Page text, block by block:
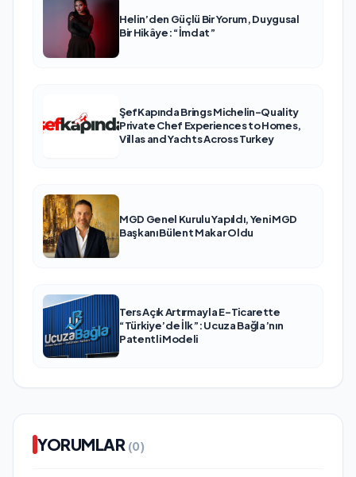
Helin’den Güçlü Bir Yorum, Duygusal
Bir Hikâye: “İmdat”
ŞefKapında Brings Michelin-Quality
Private Chef Experiences to Homes,
Villas and Yachts Across Turkey
MGD Genel Kurulu Yapıldı, Yeni MGD
Başkanı Bülent Makar Oldu
Ters Açık Artırmayla E-Ticarette
“Türkiye’de İlk”: Ucuza Bağla’nın
Patentli Modeli
YORUMLAR (0)